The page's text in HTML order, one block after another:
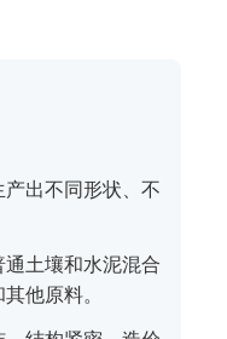
出不同形状、不
土壤和水泥混合
他原料。